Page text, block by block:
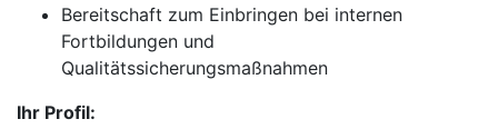
Bereitschaft zum Einbringen bei internen
Fortbildungen und
Qualitätssicherungsmaßnahmen
Ihr Profil: